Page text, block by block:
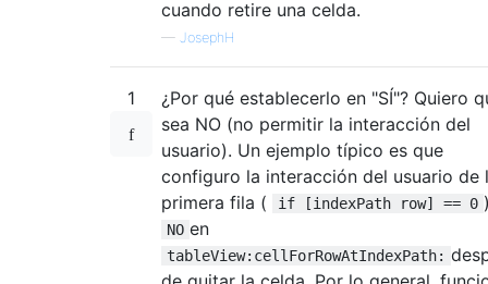
cuando retire una celda.
— JosephH
1
¿Por qué establecerlo en "SÍ"? Quiero
sea NO (no permitir la interacción del
usuario). Un ejemplo típico es que
configuro la interacción del usuario de
primera fila (
if [indexPath row] == 0
NO en
tableView:cellForRowAtIndexPath: